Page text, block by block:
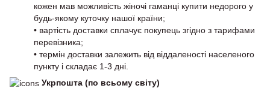
кожен мав можливість жіночі гаманці купити недорого у
будь-якому куточку нашої країни;
• вартість доставки сплачує покупець згідно з тарифами
перевізника;
• термін доставки залежить від віддаленості населеного
пункту і складає 1-3 дні.
Укрпошта (по всьому світу)